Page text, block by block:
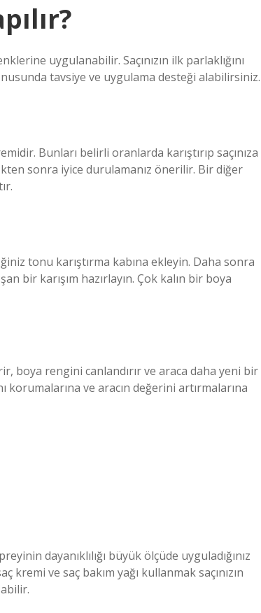
uygulanabilir. Saçınızın ilk parlaklığını
tavsiye ve uygulama desteği alabilirsiniz.
Bunları belirli oranlarda karıştırıp saçınıza
sonra iyice durulamanız önerilir. Bir diğer
tonu karıştırma kabına ekleyin. Daha sonra
bir karışım hazırlayın. Çok kalın bir boya
boya rengini canlandırır ve araca daha yeni bir
korumalarına ve aracın değerini artırmalarına
dayanıklılığı büyük ölçüde uyguladığınız
kremi ve saç bakım yağı kullanmak saçınızın